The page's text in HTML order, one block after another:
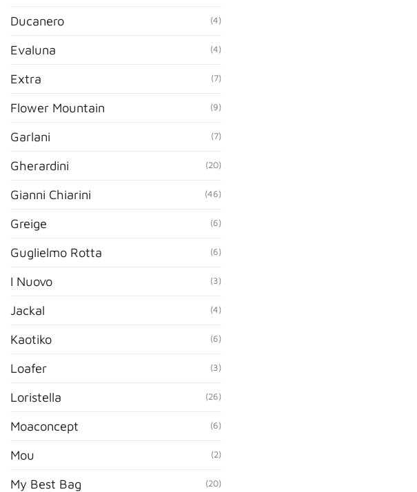
Ducanero (4)
Evaluna (4)
Extra (7)
Flower Mountain (9)
Garlani (7)
Gherardini (20)
Gianni Chiarini (46)
Greige (6)
Guglielmo Rotta (6)
I Nuovo (3)
Jackal (4)
Kaotiko (6)
Loafer (3)
Loristella (26)
Moaconcept (6)
Mou (2)
My Best Bag (20)